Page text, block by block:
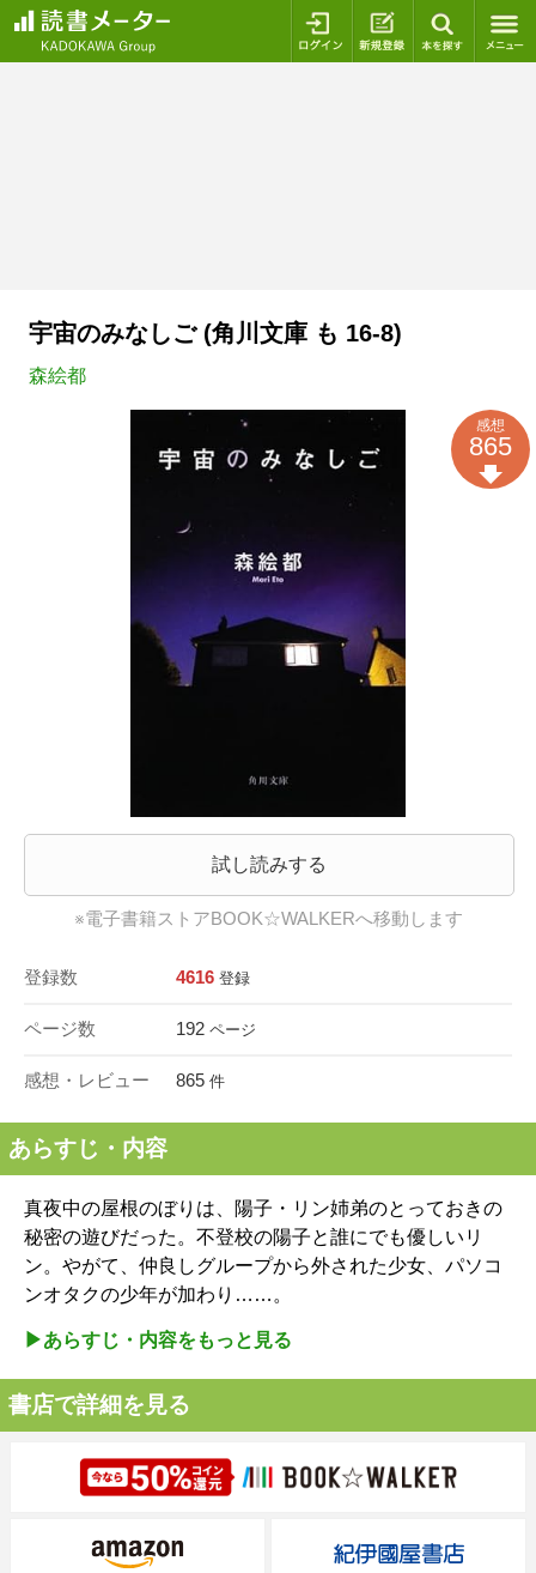
ログイン 新規登録
宇宙のみなしご (角川文庫 も 16-8)
森絵都
試し読みする
※電子書籍ストアBOOK☆WALKERへ移動します
登録数 4616 登録
ページ数 192 ページ
感想・レビュー 865 件
感想
865
あらすじ・内容
真夜中の屋根のぼりは、陽子・リン姉弟のとっておきの
秘密の遊びだった。不登校の陽子と誰にでも優しいリ
ン。やがて、仲良しグループから外された少女、パソコ
ンオタクの少年が加わり……。
▶︎あらすじ・内容をもっと見る
書店で詳細を見る